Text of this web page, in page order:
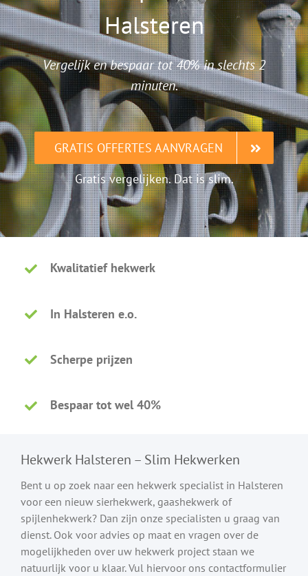
Halsteren
Vergelijk en bespaar tot 40% in slechts 2
minuten.
GRATIS OFFERTES AANVRAGEN
Gratis vergelijken. Dat is slim.
Kwalitatief hekwerk
In Halsteren e.o.
Scherpe prijzen
Bespaar tot wel 40%
Hekwerk Halsteren – Slim Hekwerken
Bent u op zoek naar een hekwerk specialist in Halsteren
voor een nieuw sierhekwerk, gaashekwerk of
spijlenhekwerk? Dan zijn onze specialisten u graag van
dienst. Ook voor advies op maat en vragen over de
mogelijkheden over uw hekwerk project staan we
natuurlijk voor u klaar. Vul hiervoor ons contactformulier